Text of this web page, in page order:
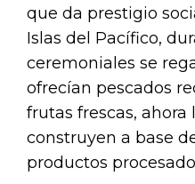
que da prestigio
Islas del Pacífico,
ceremoniales se
ofrecían pescados
frutas frescas, ahora
construyen a base
productos